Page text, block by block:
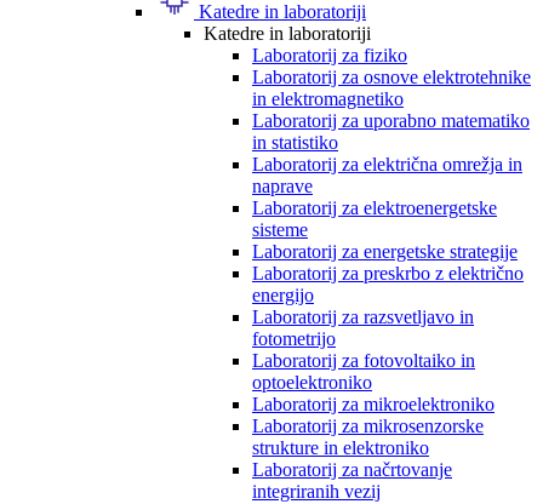
Katedre in laboratoriji
Katedre in laboratoriji
Laboratorij za fiziko
Laboratorij za osnove elektrotehnike
in elektromagnetiko
Laboratorij za uporabno matematiko
in statistiko
Laboratorij za električna omrežja in
naprave
Laboratorij za elektroenergetske
sisteme
Laboratorij za energetske strategije
Laboratorij za preskrbo z električno
energijo
Laboratorij za razsvetljavo in
fotometrijo
Laboratorij za fotovoltaiko in
optoelektroniko
Laboratorij za mikroelektroniko
Laboratorij za mikrosenzorske
strukture in elektroniko
Laboratorij za načrtovanje
integriranih vezij